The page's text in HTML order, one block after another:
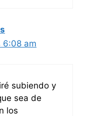
6:08 am
subiendo y
sea de
los